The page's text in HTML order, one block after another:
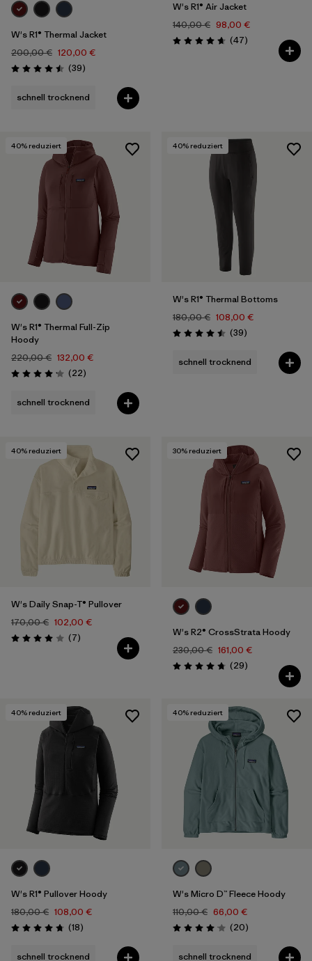
W's R1® Thermal Jacket
200,00 € 120,00 €
Bewertung: 4.5 / 5
(39Rezensionen
)
schnell trocknend
W's R1® Air Jacket
140,00 € 98,00 €
Bewertung: 4.7 / 5
(47Rezensionen
)
40% reduziert
W's R1® Thermal Full-Zip
Hoody
220,00 € 132,00 €
Bewertung: 4.1 / 5
(22Rezensionen
)
schnell trocknend
40% reduziert
W's R1® Thermal Bottoms
180,00 € 108,00 €
Bewertung: 4.5 / 5
(39Rezensionen
)
schnell trocknend
40% reduziert
W's Daily Snap-T® Pullover
170,00 € 102,00 €
Bewertung: 4.0 / 5
(7Rezensionen
)
30% reduziert
W's R2® CrossStrata Hoody
230,00 € 161,00 €
Bewertung: 4.8 / 5
(29Rezensionen
)
40% reduziert
W's R1® Pullover Hoody
180,00 € 108,00 €
Bewertung: 4.7 / 5
(18Rezensionen
)
schnell trocknend
40% reduziert
W's Micro D™ Fleece Hoody
110,00 € 66,00 €
Bewertung: 4.1 / 5
(20Rezensionen
)
schnell trocknend